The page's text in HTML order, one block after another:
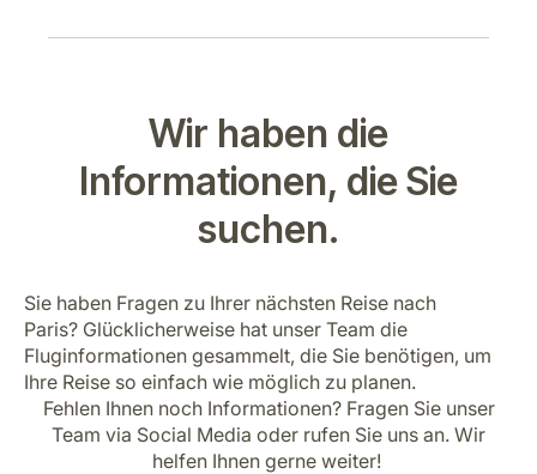
Wir haben die
Informationen, die Sie
suchen.
Sie haben Fragen zu Ihrer nächsten Reise nach
Paris? Glücklicherweise hat unser Team die
Fluginformationen gesammelt, die Sie benötigen, um
Ihre Reise so einfach wie möglich zu planen.
Fehlen Ihnen noch Informationen? Fragen Sie unser
Team via Social Media oder rufen Sie uns an. Wir
helfen Ihnen gerne weiter!